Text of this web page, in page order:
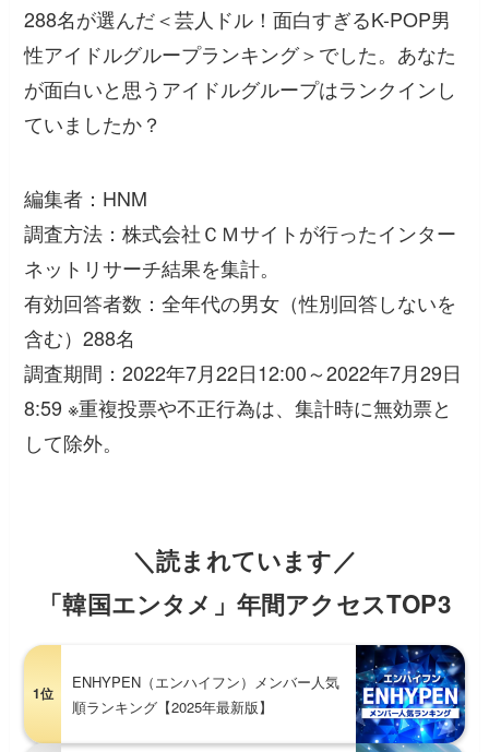
288名が選んだ＜芸人ドル！面白すぎるK-POP男
性アイドルグループランキング＞でした。あなた
が面白いと思うアイドルグループはランクインし
ていましたか？
編集者：HNM
調査方法：株式会社ＣＭサイトが行ったインター
ネットリサーチ結果を集計。
有効回答者数：全年代の男女（性別回答しないを
含む）288名
調査期間：2022年7月22日12:00～2022年7月29日
8:59 ※重複投票や不正行為は、集計時に無効票と
して除外。
＼読まれています／
「韓国エンタメ」年間アクセスTOP3
1位
ENHYPEN（エンハイフン）メンバー人気
順ランキング【2025年最新版】